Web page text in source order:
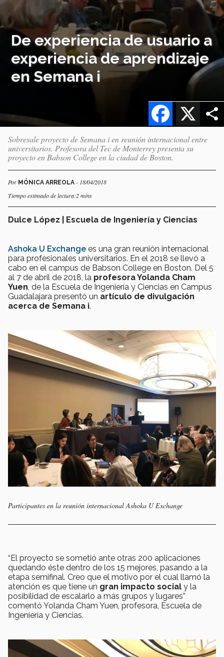
De experiencia de usuario a
experiencia de aprendizaje
en Semana i
X
Facebook
Sobresale proyecto de Semana i en reunión internacional entre
universitarios. Profesora del Tec de Monterrey presenta su
proyecto en Babson College en la ciudad de Boston.
Por MÓNICA ARREOLA - 18/04/2018
Tiempo estimado de lectura:2 mins
Dulce López | Escuela de Ingeniería y Ciencias
Ashoka U Exchange es una gran reunión internacional
para profesionales universitarios. En el 2018 se llevó a
cabo en el campus de Babson College en Boston. Del 5
al 7 de abril de 2018, la profesora Yolanda Cham
Yuen , de la Escuela de Ingeniería y Ciencias en Campus
Guadalajara presentó un artículo de divulgación
acerca de Semana i.
Participantes en la reunión internacional Ashoka U Exchange
“El proyecto se sometió ante otras 200 aplicaciones
quedando éste dentro de los 15 mejores, pasando a la
etapa semifinal. Creo que el motivo por el cual llamó la
atención es que tiene un gran impacto social y la
posibilidad de escalarlo a más grupos y lugares”
comentó Yolanda Cham Yuen, profesora, Escuela de
Ingeniería y Ciencias.